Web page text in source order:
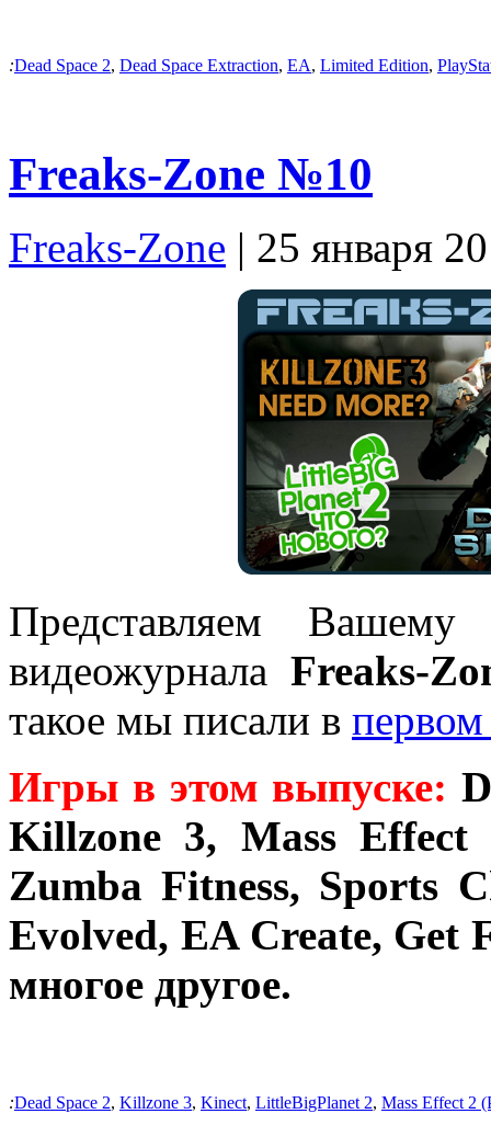
:Dead Space 2, Dead Space Extraction, EA, Limited Edition,
Freaks-Zone №10
Freaks-Zone | 25 января
Представляем
видеожурнала Freaks-
такое мы писали в
Игры в этом выпуске:
Killzone 3, Mass
Zumba Fitness, Sports
Evolved, EA Create, Get
многое другое.
:Dead Space 2, Killzone 3, Kinect, LittleBigPlanet 2, Mass Effect 2